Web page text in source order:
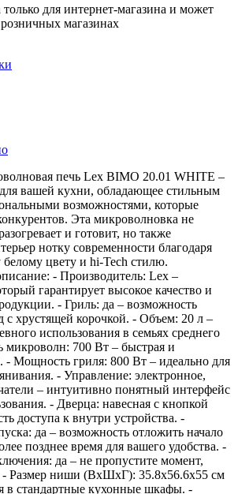
для интернет-магазина и может
магазинах
печь Lex BIMO 20.01 WHITE –
вашей кухни, обладающее стильным
возможностями, которые
Эта микроволновка не
и готовит, но также
нотку современности благодаря
белому цвету и hi-Tech стилю.
- Производитель: Lex –
гарантирует высокое качество и
- Гриль: да – возможность
с хрустящей корочкой. - Объем: 20 л –
использования в семьях среднего
микроволн: 700 Вт – быстрая и
- Мощность гриля: 800 Вт – идеально для
- Управление: электронное,
– интуитивно понятный интерфейс
- Дверца: навесная с кнопкой
доступа к внутри устройства. -
да – возможность отложить начало
позднее время для вашего удобства. -
да – не пропустите момент,
- Размер ниши (ВхШхГ): 35.8х56.6х55 см
в стандартные кухонные шкафы. -